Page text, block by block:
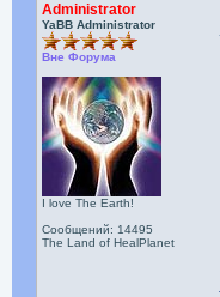
Administrator
YaBB Administrator
Вне Форума
I love The Earth!
Сообщений: 14495
The Land of HealPlanet